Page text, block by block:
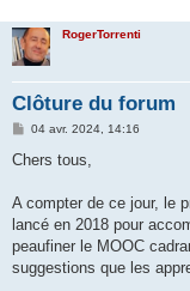
RogerTorrenti
Clôture du forum
M
s
g
04 avr. 2024, 14:16
Chers tous,
A compter de ce jour, le
lancé en 2018 pour
peaufiner le MOOC
suggestions que les